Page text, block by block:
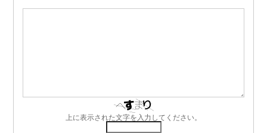
上に表示された文字を入力してください。